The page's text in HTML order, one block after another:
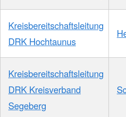
Kreisbereitschaftsleitung
DRK Hochtaunus
Kreisbereitschaftsleitung
DRK Kreisverband
Segeberg